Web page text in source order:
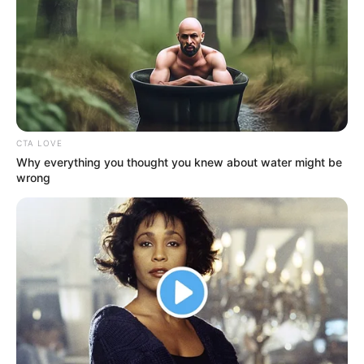
Η πορεία του αυτοκινήτου σταμάτησε βίαια
πάνω σε ένα δέντρο, με τη σφοδρότητα της
σύγκρουσης να είναι τέτοια που προκάλεσε
την άμεση εκδήλωση πυρκαγιάς στο όχημα.
Στο σημείο έσπευσαν δυνάμεις της
πυροσβεστικής για την κατάσβεση της φωτιάς
και τον απεγκλωβισμό του οδηγού, ο οποίος
CTA LOVE
Why everything you thought you knew about water might be
wrong